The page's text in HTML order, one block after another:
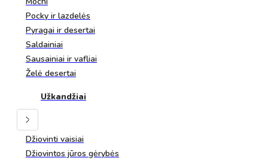
Pocky ir lazdelės
Pyragai ir desertai
Saldainiai
Sausainiai ir vafliai
Želė desertai
Užkandžiai
Džiovinti vaisiai
Džiovintos jūros gėrybės